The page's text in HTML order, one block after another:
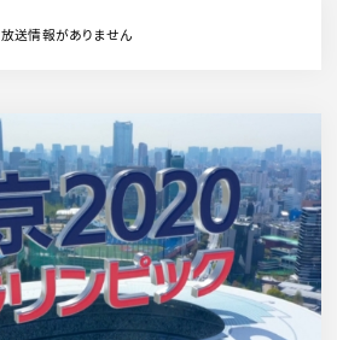
放送情報がありません